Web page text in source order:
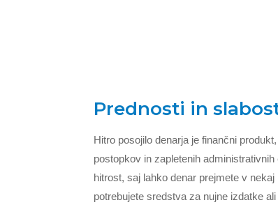
Prednosti in
Hitro posojilo denarja je finančni
postopkov in zapletenih
hitrost, saj lahko denar prejmete v
potrebujete sredstva za nujne izdatke